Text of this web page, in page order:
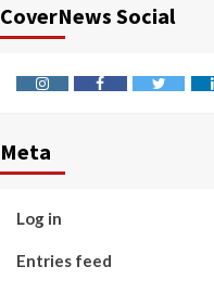
CoverNews Social
InstagramFacebookTwitter
Meta
Log in
Entries feed